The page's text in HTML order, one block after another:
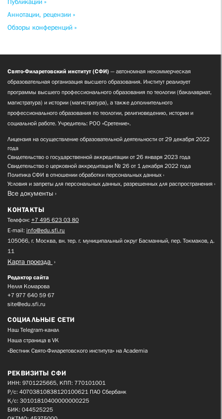
Публикации »
Аннотации, рецензии »
Обзоры конференций »
Свято-Филаретовский институт (СФИ) — автономная некоммерческая
образовательная организация высшего образования. Институт реализует
программы высшего профессионального образования по теологии (бакалавриат,
магистратура) и истории (магистратура), а также дополнительного
профессионального образования по теологии, религиоведению, истории и
социальной работе. Учредитель: РОО «Сретение».
Лицензия на осуществление образовательной деятельности от 29 декабря 2022
года
Свидетельство о государственной аккредитации от 26 января 2023 года
Свидетельство о церковной аккредитации № 26 от 1 декабря 2022 года
Политика СФИ в отношении обработки персональных данных
Условия и запреты для персональных данных, разрешенных для распространения
Все документы
КОНТАКТЫ
Телефон: +7 495 623 03 80
E-mail: info@edu.sfi.ru
105066, г. Москва, вн. тер. г. муниципальный округ Басманный, пер. Токмаков, д.
11
Карта проезда
Редактор сайта
Нелля Комарова
+7 977 640 59 67
site@edu.sfi.ru
СОЦИАЛЬНЫЕ СЕТИ
Наш Telegram-канал
Наша страница в VK
«Вестник Свято-Филаретовского института» на Academia
РЕКВИЗИТЫ СФИ
ИНН: 9701225665, КПП: 770101001
Р/с: 40703810838120100621 ПАО Сбербанк
К/с: 30101810400000000225
БИК: 044525225